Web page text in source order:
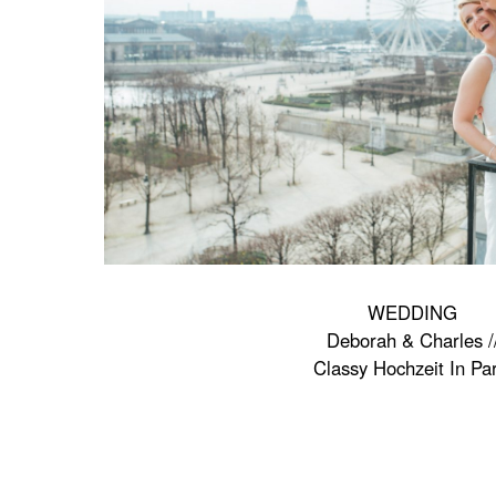
WEDDING
Deborah & Charles
Classy Hochzeit In